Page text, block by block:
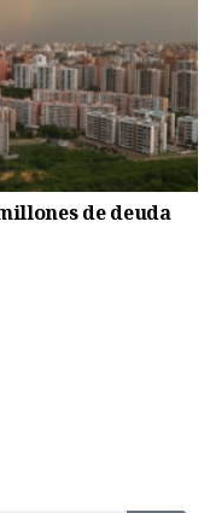
de deuda